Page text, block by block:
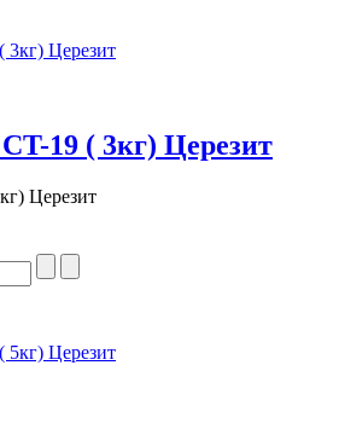
19 ( 3кг) Церезит
Церезит